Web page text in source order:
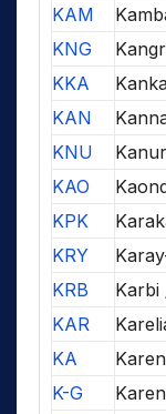
KAM
KNG
KKA
KAN
KNU
KAO
KPK
KRY
KRB
Karbi
KAR
KA
K-G